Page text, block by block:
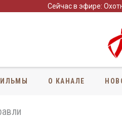
Сейчас в эфире:
О КАНАЛЕ